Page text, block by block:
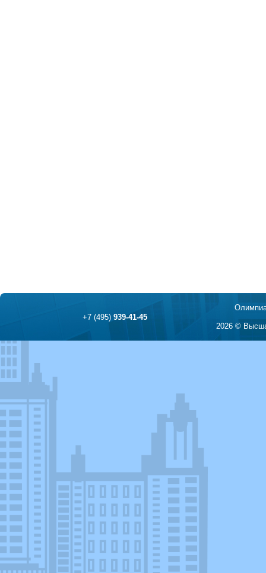
+7 (495)939-41-45
2026 ©